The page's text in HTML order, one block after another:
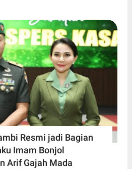
Resmi jadi Bagian
Imam Bonjol
Arif Gajah Mada